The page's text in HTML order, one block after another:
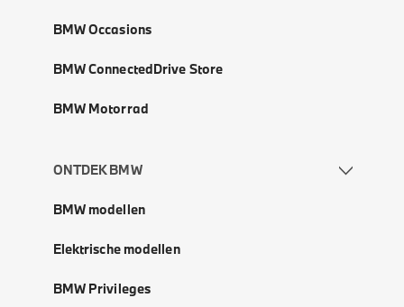
BMW Occasions
BMW ConnectedDrive Store
BMW Motorrad
ONTDEK BMW
BMW modellen
Elektrische modellen
BMW Privileges